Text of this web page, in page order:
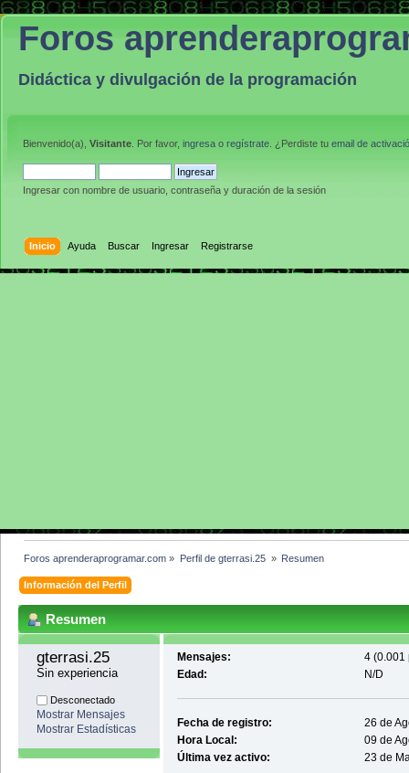
Foros
Didáctica y divulgación de la programación
Bienvenido(a), Visitante . Por favor, ingresa o regístrate . ¿Perdiste tu email de
Ingresar con nombre de usuario, contraseña y duración de la sesión
Inicio Ayuda Buscar Ingresar Registrarse
Foros aprenderaprogramar.com » Perfil de gterrasi.25 » Resumen
Información del Perfil
Resumen
gterrasi.25
Sin experiencia
Desconectado
Mostrar Mensajes
Mostrar Estadísticas
Mensajes:
4 (0.001
Edad:
N/D
Fecha de registro:
26 de
Hora Local:
09 de
Última vez activo:
23 de